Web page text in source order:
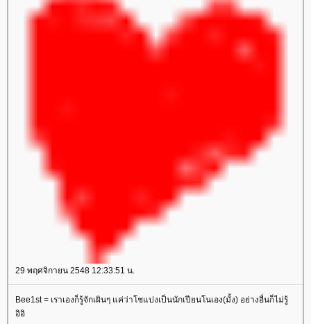
29 พฤศจิกายน 2548 12:33:51 น.
Bee1st = เราเองก็รู้จักเผินๆ แค่ว่าโชแปงเป็นนักเปียนโนเอง(มั้ง) อย่างอื่นก็ไม่รู้
อิอิ